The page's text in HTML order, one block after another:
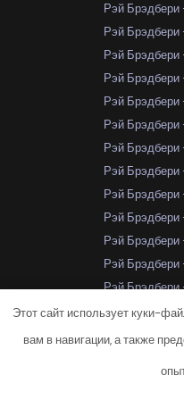
Рэй Брэдбери
Рэй Брэдбери
Рэй Брэдбери
Рэй Брэдбери
Рэй Брэдбери
Рэй Брэдбери
Рэй Брэдбери
Рэй Брэдбери
Рэй Брэдбери
Рэй Брэдбери
Рэй Брэдбери
Рэй Брэдбери
Рэй Брэдбери
Рэй Брэдбери
Рэй Брэдбери
Рэй Брэдбери
Рэй Брэдбери
Этот сайт использует куки-
вам в навигации, а также